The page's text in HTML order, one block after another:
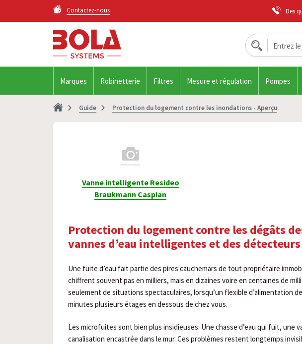
Contactez-nous Des
Marques Robinetterie Filtres Mesure et régulation Pompes
Guide Protection du logement contre les inondations - Aperçu
Vanne intelligente Resideo
Braukmann Caspian
Protection du logement contre les dégâts
vannes d’eau intelligentes et des détecteurs
Une fuite d’eau fait partie des pires cauchemars de tout propriétaire
chiffrent souvent pas en milliers, mais en dizaines voire en centaines de
seulement de situations spectaculaires, lorsqu’un flexible d’alimentation
minutes plusieurs étages en dessous de chez vous.
Les microfuites sont bien plus insidieuses. Une chasse d’eau qui fuit, une
canalisation encastrée dans le mur. Ces problèmes restent longtemps